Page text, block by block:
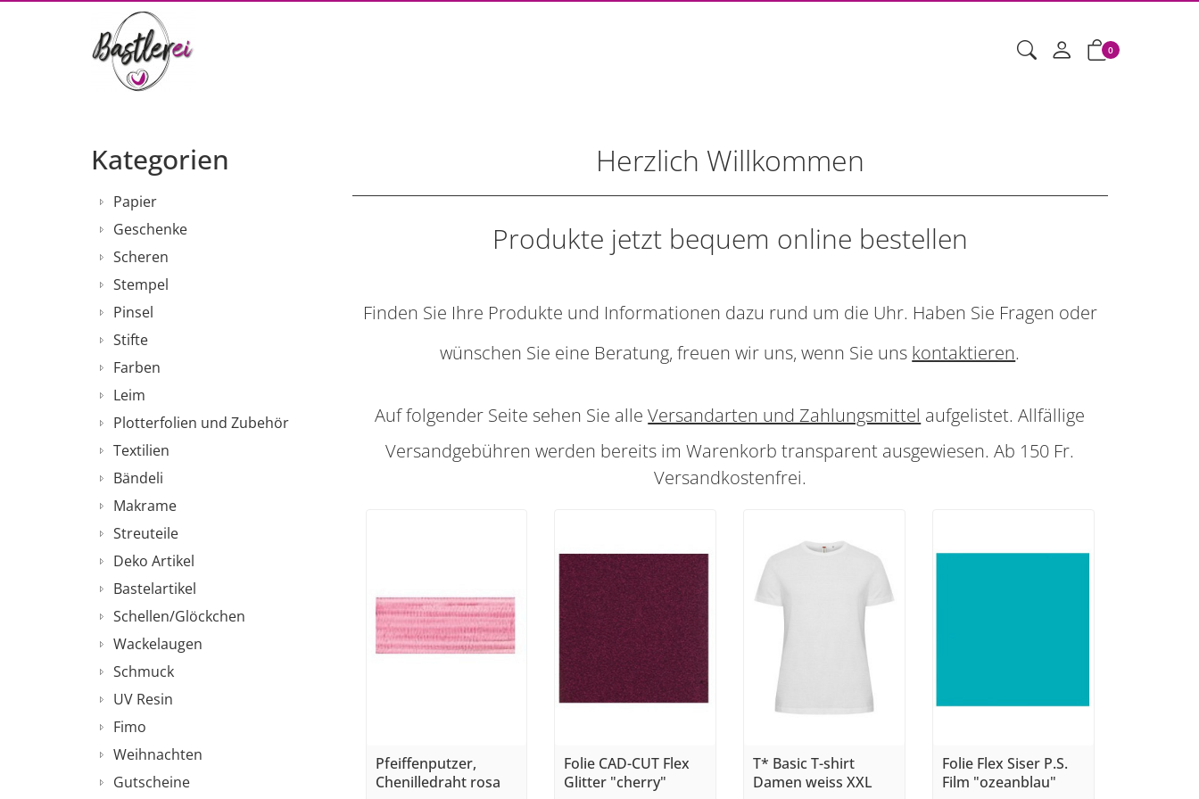
0
Herzlich Willkommen
Produkte jetzt bequem online bestellen
Finden Sie Ihre Produkte und Informationen dazu rund um die Uhr. Haben Sie Fragen oder
wünschen Sie eine Beratung, freuen wir uns, wenn Sie uns kontaktieren.
Auf folgender Seite sehen Sie alleVersandarten und Zahlungsmittel aufgelistet. Allfällige
Versandgebühren werden bereits im Warenkorb transparent ausgewiesen. Ab 150 Fr.
Versandkostenfrei.
Pfeiffenputzer,
Chenilledraht rosa
Folie CAD-CUT Flex
Glitter "cherry"
T* Basic T-shirt
Damen weiss XXL
Folie Flex Siser P.S.
Film "ozeanblau"
Kategorien
Papier
Geschenke
Scheren
Stempel
Pinsel
Stifte
Farben
Leim
Plotterfolien und Zubehör
Textilien
Bändeli
Makrame
Streuteile
Deko Artikel
Bastelartikel
Schellen/Glöckchen
Wackelaugen
Schmuck
UV Resin
Fimo
Weihnachten
Gutscheine